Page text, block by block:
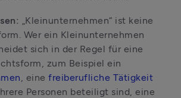
„Kleinunternehmen“ ist keine
Wer ein Kleinunternehmen
sich in der Regel für eine
, eine freiberufliche Tätigkeit
Personen beteiligt sind, eine